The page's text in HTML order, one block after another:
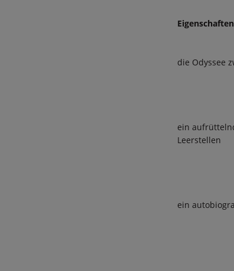
Eigenschaften
die Odyssee
ein
Leerstellen
ein